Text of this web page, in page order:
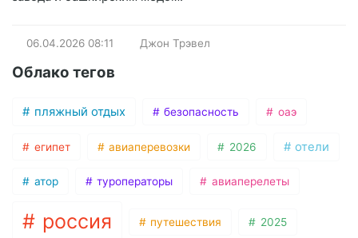
06.04.2026 08:11 Джон Трэвел
Облако тегов
пляжный отдых безопасность оаэ
египет авиаперевозки 2026 отели
атор туроператоры авиаперелеты
россия путешествия 2025